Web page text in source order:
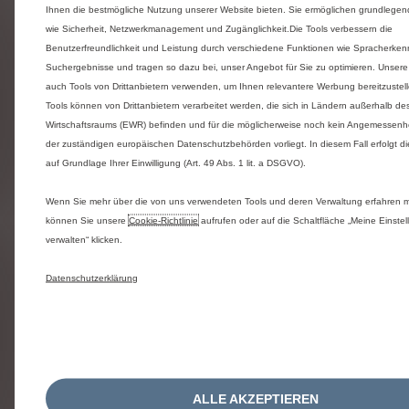
of conflict of interest (employees of
Sales Points, Automobiles Citroën
PSA Peugeot Citroën Group are
The assertion has been submitted by a
professional (only opinions from
persons who are not professionals are
allowed)
The assertion is a duplicate (same
and same customer experience)
provided incorrect personal identifying
longer part of Advisor program
Ihnen die bestmögliche Nutzung unserer Website bieten. Sie ermöglichen
wie Sicherheit, Netzwerkmanagement und Zugänglichkeit.Die Tools verbessern die
Benutzerfreundlichkeit und Leistung durch verschiedene Funktionen wie
Suchergebnisse und tragen so dazu bei, unser Angebot für Sie zu optimieren.
auch Tools von Drittanbietern verwenden, um Ihnen relevantere Werbung
Tools können von Drittanbietern verarbeitet werden, die sich in Ländern außerhalb
Wirtschaftsraums (EWR) befinden und für die möglicherweise noch kein
der zuständigen europäischen Datenschutzbehörden vorliegt. In diesem Fall erfolgt
auf Grundlage Ihrer Einwilligung (Art. 49 Abs. 1 lit. a DSGVO).
Wenn Sie mehr über die von uns verwendeten Tools und deren Verwaltung erfahren
können Sie unsere Cookie‑Richtlinie aufrufen oder auf die Schaltfläche „Meine
verwalten“ klicken.
Datenschutzerklärung
ALLE AKZEPTIEREN